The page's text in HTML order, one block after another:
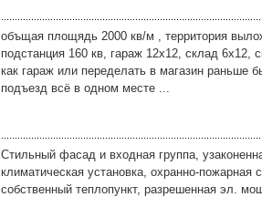
объщая площядь 2000 кв/м , территория
подстанция 160 кв, гараж 12х12, склад 6х12,
как гараж или переделать в магазин раньше
подъезд всё в одном месте ...
Стильный фасад и входная группа,
климатическая установка, охранно-пожарная
собственный теплопункт, разрешенная эл.